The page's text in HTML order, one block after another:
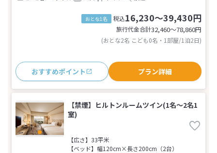
おとな1名 税込16,230～39,430円
旅行代金合計32,460〜78,860円
(おとな2名 こども0名・1部屋/1泊2日)
おすすめポイント プラン詳細
【禁煙】ヒルトンルームツイン(1名～2名1
室)
【広さ】33平米
【ベッド】幅120cm×長さ200cm（2台）